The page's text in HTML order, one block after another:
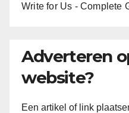
Write for Us - Complete
Adverteren
website?
Een artikel of link